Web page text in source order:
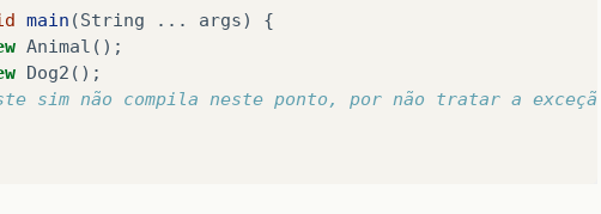
main (String ... args)
{
Animal ();
Dog2 ();
sim não compila neste ponto, por não tratar a